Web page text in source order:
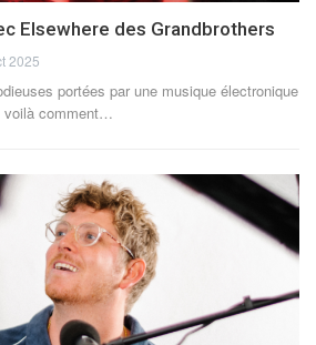
Elsewhere des Grandbrothers
2025
portées par une musique électronique
comment…